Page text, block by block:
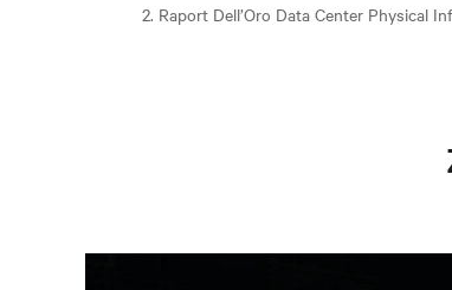
2. Raport Dell’Oro Data Center Physical